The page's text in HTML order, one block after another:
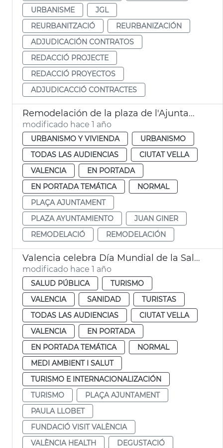
URBANISME
JGL
REURBANITZACIÓ
REURBANIZACIÓN
ADJUDICACIÓN CONTRATOS
REDACCIÓ PROJECTE
REDACCIÓ PROYECTOS
ADJUDICACCIÓ CONTRACTES
Remodelación de la plaza de l'Ajuntament de València
modificado hace 1 año
URBANISMO Y VIVIENDA
URBANISMO
TODAS LAS AUDIENCIAS
CIUTAT VELLA
VALENCIA
EN PORTADA
EN PORTADA TEMÁTICA
NORMAL
PLAÇA AJUNTAMENT
PLAZA AYUNTAMIENTO
JUAN GINER
REMODELACIÓ
REMODELACIÓN
Valencia celebra Día Mundial de la Salud
modificado hace 1 año
SALUD PÚBLICA
TURISMO
VALENCIA
SANIDAD
TURISTAS
TODAS LAS AUDIENCIAS
CIUTAT VELLA
VALENCIA
EN PORTADA
EN PORTADA TEMÁTICA
NORMAL
MEDI AMBIENT I SALUT
TURISMO E INTERNACIONALIZACIÓN
TURISMO
PLAÇA AJUNTAMENT
PAULA LLOBET
FUNDACIÓ VISIT VALÈNCIA
VALÈNCIA HEALTH
DEGUSTACIÓ